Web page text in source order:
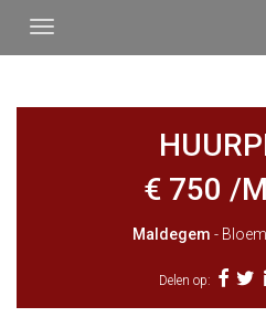
€ 750 /
Maldegem -
Delen op: